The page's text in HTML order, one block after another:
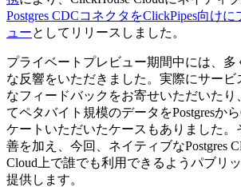
Postgres CDCコネクタをClickPipes向け
ューとしてリリースしました。
プライベートプレビュー期間中には、多
な反響をいただきました。実際にサー
なフィードバックをお寄せいただいたり
てペタバイト規模のデータをPostgresか
ケートいただいたケースもありました。
善を加え、今回、ネイティブなPostgres
Cloud上で誰でも利用できるようパブリ
提供します。